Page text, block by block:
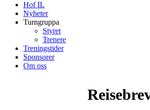
Hof IL
Nyheter
Turngruppa
Styret
Trenere
Treningstider
Sponsorer
Om oss